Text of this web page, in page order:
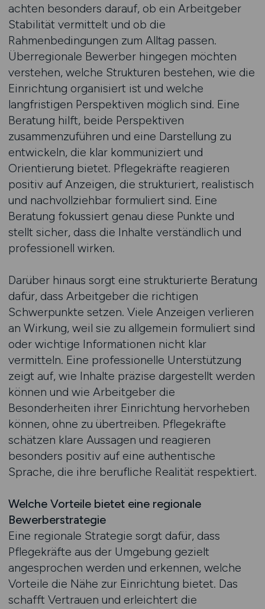
achten besonders darauf, ob ein Arbeitgeber
Stabilität vermittelt und ob die
Rahmenbedingungen zum Alltag passen.
Überregionale Bewerber hingegen möchten
verstehen, welche Strukturen bestehen, wie die
Einrichtung organisiert ist und welche
langfristigen Perspektiven möglich sind. Eine
Beratung hilft, beide Perspektiven
zusammenzuführen und eine Darstellung zu
entwickeln, die klar kommuniziert und
Orientierung bietet. Pflegekräfte reagieren
positiv auf Anzeigen, die strukturiert, realistisch
und nachvollziehbar formuliert sind. Eine
Beratung fokussiert genau diese Punkte und
stellt sicher, dass die Inhalte verständlich und
professionell wirken.
Darüber hinaus sorgt eine strukturierte Beratung
dafür, dass Arbeitgeber die richtigen
Schwerpunkte setzen. Viele Anzeigen verlieren
an Wirkung, weil sie zu allgemein formuliert sind
oder wichtige Informationen nicht klar
vermitteln. Eine professionelle Unterstützung
zeigt auf, wie Inhalte präzise dargestellt werden
können und wie Arbeitgeber die
Besonderheiten ihrer Einrichtung hervorheben
können, ohne zu übertreiben. Pflegekräfte
schätzen klare Aussagen und reagieren
besonders positiv auf eine authentische
Sprache, die ihre berufliche Realität respektiert.
Welche Vorteile bietet eine regionale
Bewerberstrategie
Eine regionale Strategie sorgt dafür, dass
Pflegekräfte aus der Umgebung gezielt
angesprochen werden und erkennen, welche
Vorteile die Nähe zur Einrichtung bietet. Das
schafft Vertrauen und erleichtert die